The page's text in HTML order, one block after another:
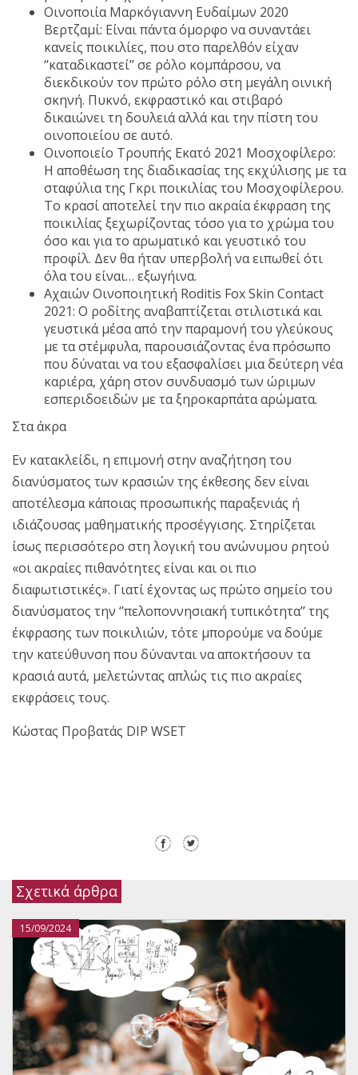
Οινοποιία Μαρκόγιαννη Ευδαίμων 2020
Βερτζαμί: Είναι πάντα όμορφο να συναντάει
κανείς ποικιλίες, που στο παρελθόν είχαν
‘’καταδικαστεί’’ σε ρόλο κομπάρσου, να
διεκδικούν τον πρώτο ρόλο στη μεγάλη οινική
σκηνή. Πυκνό, εκφραστικό και στιβαρό
δικαιώνει τη δουλειά αλλά και την πίστη του
οινοποιείου σε αυτό.
Οινοποιείο Τρουπής Εκατό 2021 Μοσχοφίλερο:
Η αποθέωση της διαδικασίας της εκχύλισης με τα
σταφύλια της Γκρι ποικιλίας του Μοσχοφίλερου.
Το κρασί αποτελεί την πιο ακραία έκφραση της
ποικιλίας ξεχωρίζοντας τόσο για το χρώμα του
όσο και για το αρωματικό και γευστικό του
προφίλ. Δεν θα ήταν υπερβολή να ειπωθεί ότι
όλα του είναι… εξωγήινα.
Αχαιών Οινοποιητική Roditis Fox Skin Contact
2021: Ο ροδίτης αναβαπτίζεται στιλιστικά και
γευστικά μέσα από την παραμονή του γλεύκους
με τα στέμφυλα, παρουσιάζοντας ένα πρόσωπο
που δύναται να του εξασφαλίσει μια δεύτερη νέα
καριέρα, χάρη στον συνδυασμό των ώριμων
εσπεριδοειδών με τα ξηροκαρπάτα αρώματα.
Στα άκρα
Εν κατακλείδι, η επιμονή στην αναζήτηση του
διανύσματος των κρασιών της έκθεσης δεν είναι
αποτέλεσμα κάποιας προσωπικής παραξενιάς ή
ιδιάζουσας μαθηματικής προσέγγισης. Στηρίζεται
ίσως περισσότερο στη λογική του ανώνυμου ρητού
«οι ακραίες πιθανότητες είναι και οι πιο
διαφωτιστικές». Γιατί έχοντας ως πρώτο σημείο του
διανύσματος την ‘’πελοποννησιακή τυπικότητα’’ της
έκφρασης των ποικιλιών, τότε μπορούμε να δούμε
την κατεύθυνση που δύνανται να αποκτήσουν τα
κρασιά αυτά, μελετώντας απλώς τις πιο ακραίες
εκφράσεις τους.
Κώστας Προβατάς DIP WSET
Σχετικά άρθρα
15/09/2024